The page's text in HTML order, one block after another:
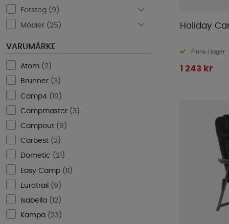
Fotsteg ( 9 )
Möbler ( 25 )
VARUMÄRKE
Atom ( 2)
Brunner ( 3)
Camp4 (19 )
Campmaster ( 3 )
Campout ( 9 )
Carbest ( 2)
Dometic ( 21 )
Easy Camp (11 )
Eurotrail ( 9 )
Isabella ( 12)
Kampa ( 23)
Holiday
Finns i lager
1 243 kr